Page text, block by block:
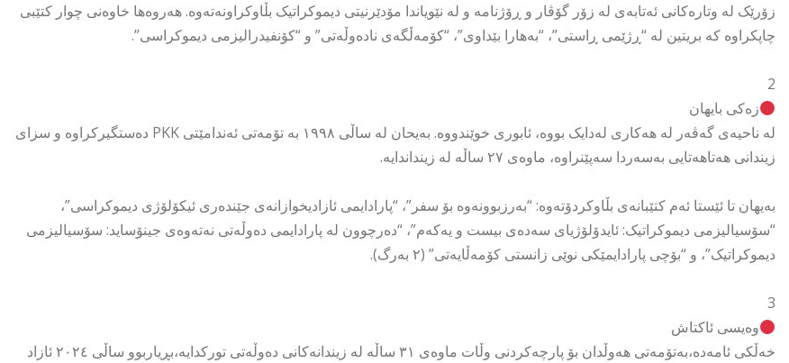
زۆرێک لە وتارەکانی ئەتابەی لە زۆر گۆڤار و ڕۆژنامە و لە نێویاندا مۆدێرنیتی دیموکراتیک بڵاوکراونەتەوە. ھەروەھا خاوەنی چوار کتێبی
چاپکراوە کە بریتین لە “ڕژێمی ڕاستی”، “بەھارا بێداوی”، “کۆمەڵگەی نادەوڵەتی” و “کۆنفیدرالیزمی دیموکراسی”.
2
زەکی بایھان
لە ناحیەی گەڤەر لە ھەکاری لەدایک بووە، ئابوری خوێندووە. بەیحان لە ساڵی ١٩٩٨ بە تۆمەتی ئەندامێتی PKK دەستگیرکراوە و سزای
زیندانی ھەتاھەتایی بەسەردا سەپێنراوە، ماوەی ٢٧ ساڵە لە زینداندایە.
بەیھان تا ئێستا ئەم کتێبانەی بڵاوکردۆتەوە: “بەرزبوونەوە بۆ سفر”، “پارادایمی ئازادیخوازانەی جێندەری ئیکۆلۆژی دیموکراسی”،
“سۆسیالیزمی دیموکراتیک: ئایدۆلۆژیای سەدەی بیست و یەکەم”، “دەرچوون لە پارادایمی دەوڵەتی نەتەوەی جینۆساید: سۆسیالیزمی
دیموکراتیک”، و “بۆچی پارادایمێکی نوێی زانستی کۆمەڵایەتی” (٢ بەرگ).
3
وەیسی ئاکتاش
خەڵکی ئامەدە،بەتۆمەتی ھەوڵدان بۆ پارچەکردنی وڵات ماوەی ٣١ ساڵە لە زیندانەکانی دەوڵەتی تورکدایە،بڕیاربوو ساڵی ٢٠٢٤ ئازاد